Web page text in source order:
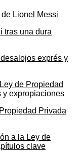
tras una dura
de Propiedad
y expropiaciones
a la Ley de
clave